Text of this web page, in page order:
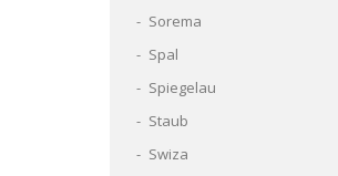
Sorema
Spal
Spiegelau
Staub
Swiza